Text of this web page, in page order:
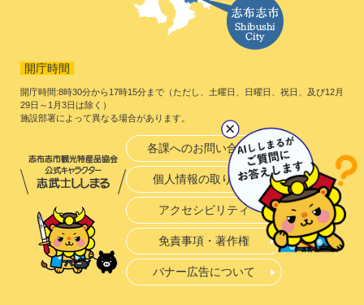
開庁時間
開庁時間:8時30分から17時15分まで（ただし、土曜日、日曜日、祝日、及び12月
29日～1月3日は除く）
施設部署によって異なる場合があります。
各課へのお問い合わせ
個人情報の取り扱い
アクセシビリティ
免責事項・著作権
バナー広告について